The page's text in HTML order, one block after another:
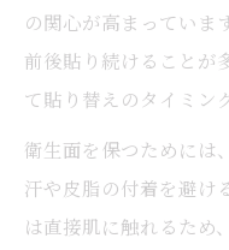
の関心が高まっていま
前後貼り続けることが
て貼り替えのタイミン
衛生面を保つためには
汗や皮脂の付着を避け
は直接肌に触れるため